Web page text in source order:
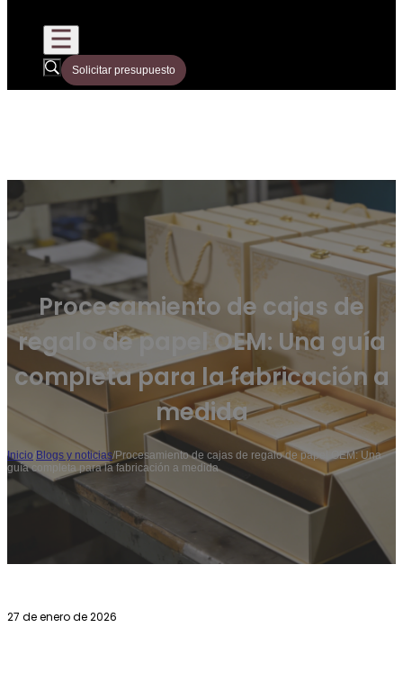
Solicitar presupuesto
Procesamiento de cajas de
regalo de papel OEM: Una guía
completa para la fabricación a
medida
Inicio/Blogs y noticias/Procesamiento de cajas de regalo de papel OEM: Una
guía completa para la fabricación a medida
27 de enero de 2026